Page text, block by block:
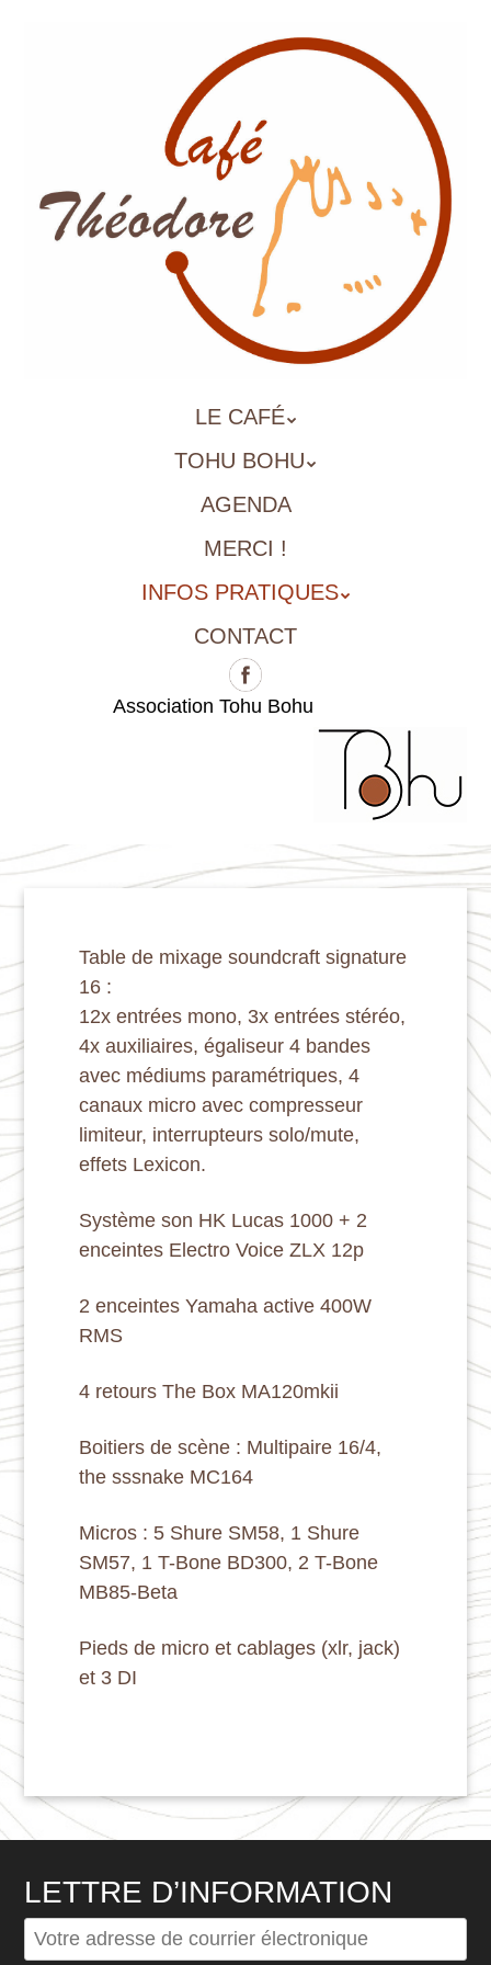
LE CAFÉ
TOHU BOHU
AGENDA
MERCI !
INFOS PRATIQUES
CONTACT
Association Tohu Bohu
Table de mixage soundcraft signature
16 :
12x entrées mono, 3x entrées stéréo,
4x auxiliaires, égaliseur 4 bandes
avec médiums paramétriques, 4
canaux micro avec compresseur
limiteur, interrupteurs solo/mute,
effets Lexicon.
Système son HK Lucas 1000 + 2
enceintes Electro Voice ZLX 12p
2 enceintes Yamaha active 400W
RMS
4 retours The Box MA120mkii
Boitiers de scène : Multipaire 16/4,
the sssnake MC164
Micros : 5 Shure SM58, 1 Shure
SM57, 1 T-Bone BD300, 2 T-Bone
MB85-Beta
Pieds de micro et cablages (xlr, jack)
et 3 DI
LETTRE D’INFORMATION